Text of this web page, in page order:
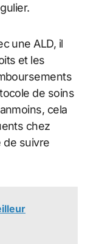
une ALD, il
et les
de soins
cela
chez
de suivre